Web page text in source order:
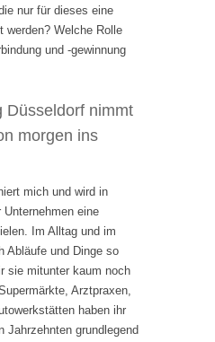
nur für dieses eine
werden? Welche Rolle
und -gewinnung
Düsseldorf nimmt
morgen ins
mich und wird in
eine
Im Alltag und im
Abläufe und Dinge so
sie mitunter kaum noch
Arztpraxen,
haben ihr
Jahrzehnten grundlegend